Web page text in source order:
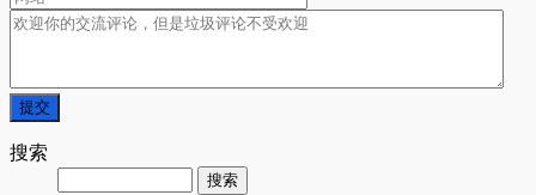
搜索